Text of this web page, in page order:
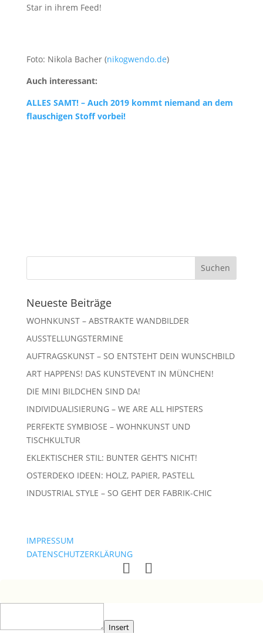
Star in ihrem Feed!
Foto: Nikola Bacher (nikogwendo.de)
Auch interessant:
ALLES SAMT! – Auch 2019 kommt niemand an dem
flauschigen Stoff vorbei!
Neueste Beiträge
WOHNKUNST – ABSTRAKTE WANDBILDER
AUSSTELLUNGSTERMINE
AUFTRAGSKUNST – SO ENTSTEHT DEIN WUNSCHBILD
ART HAPPENS! DAS KUNSTEVENT IN MÜNCHEN!
DIE MINI BILDCHEN SIND DA!
INDIVIDUALISIERUNG – WE ARE ALL HIPSTERS
PERFEKTE SYMBIOSE – WOHNKUNST UND
TISCHKULTUR
EKLEKTISCHER STIL: BUNTER GEHT’S NICHT!
OSTERDEKO IDEEN: HOLZ, PAPIER, PASTELL
INDUSTRIAL STYLE – SO GEHT DER FABRIK-CHIC
IMPRESSUM
DATENSCHUTZERKLÄRUNG
Insert